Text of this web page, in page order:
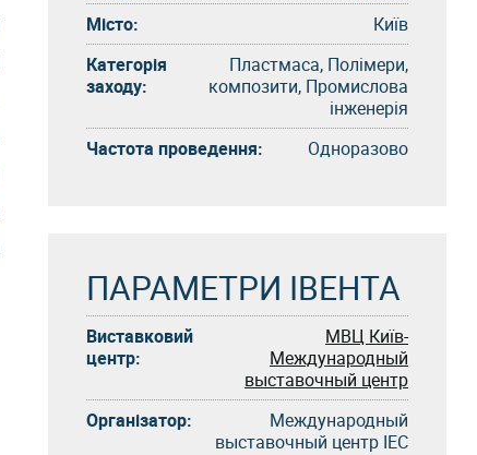
Місто:
Київ
Категорія
заходу:
Пластмаса, Полімери,
композити, Промислова
інженерія
Частота проведення:
Одноразово
ПАРАМЕТРИ ІВЕНТА
Виставковий
центр:
МВЦ Київ-
Международный
выставочный центр
Організатор:
Международный
выставочный центр IEC